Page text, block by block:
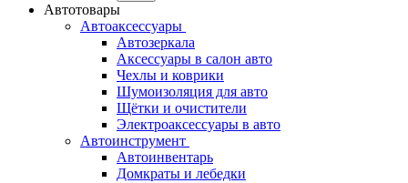
Автотовары
Автоаксессуары
Автозеркала
Аксессуары в салон авто
Чехлы и коврики
Шумоизоляция для авто
Щётки и очистители
Электроаксессуары в авто
Автоинструмент
Автоинвентарь
Домкраты и лебедки